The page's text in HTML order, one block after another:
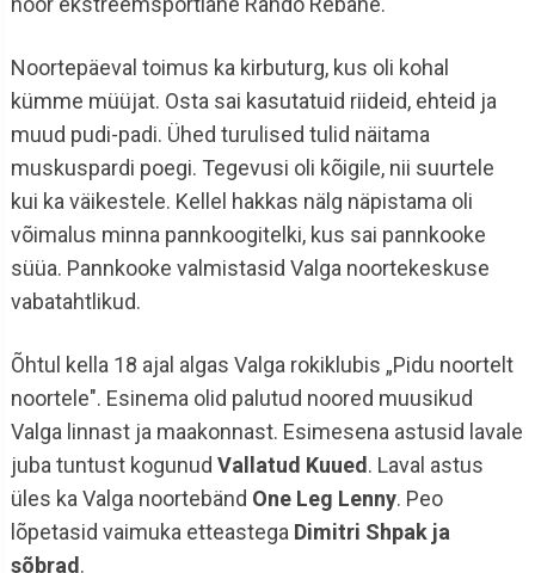
Noortepäeval toimus ka kirbuturg, kus oli kohal
kümme müüjat. Osta sai kasutatuid riideid, ehteid ja
muud pudi-padi. Ühed turulised tulid näitama
muskuspardi poegi. Tegevusi oli kõigile, nii suurtele
kui ka väikestele. Kellel hakkas nälg näpistama oli
võimalus minna pannkoogitelki, kus sai pannkooke
süüa. Pannkooke valmistasid Valga noortekeskuse
vabatahtlikud.
Õhtul kella 18 ajal algas Valga rokiklubis „Pidu noortelt
noortele". Esinema olid palutud noored muusikud
Valga linnast ja maakonnast. Esimesena astusid lavale
juba tuntust kogunud Vallatud Kuued . Laval astus
üles ka Valga noortebänd One Leg Lenny. Peo
lõpetasid vaimuka etteastega Dimitri Shpak ja
sõbrad .